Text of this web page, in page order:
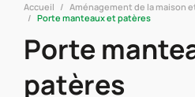
Accueil
Aménagement de la maison
Porte manteaux et patères
Porte
patères